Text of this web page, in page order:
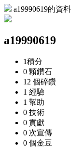
a19990619的資料
a19990619
1積分
0 顆鑽石
12 個碎鑽
1 經驗
1 幫助
0 技術
0 貢獻
0 次宣傳
0 個金豆